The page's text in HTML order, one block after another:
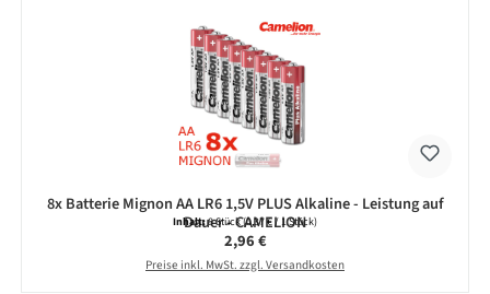
8x Batterie Mignon AA LR6 1,5V PLUS Alkaline - Leistung auf
Dauer - CAMELION
Inhalt:8 Stück(0,37 € / 1 Stück)
Regulärer Preis:
2,96 €
Preise inkl. MwSt. zzgl. Versandkosten